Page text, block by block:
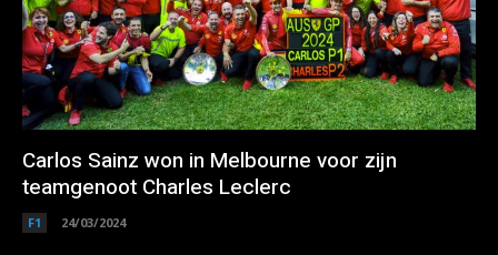
Carlos Sainz won in Melbourne voor zijn
teamgenoot Charles Leclerc
F1 24/03/2024